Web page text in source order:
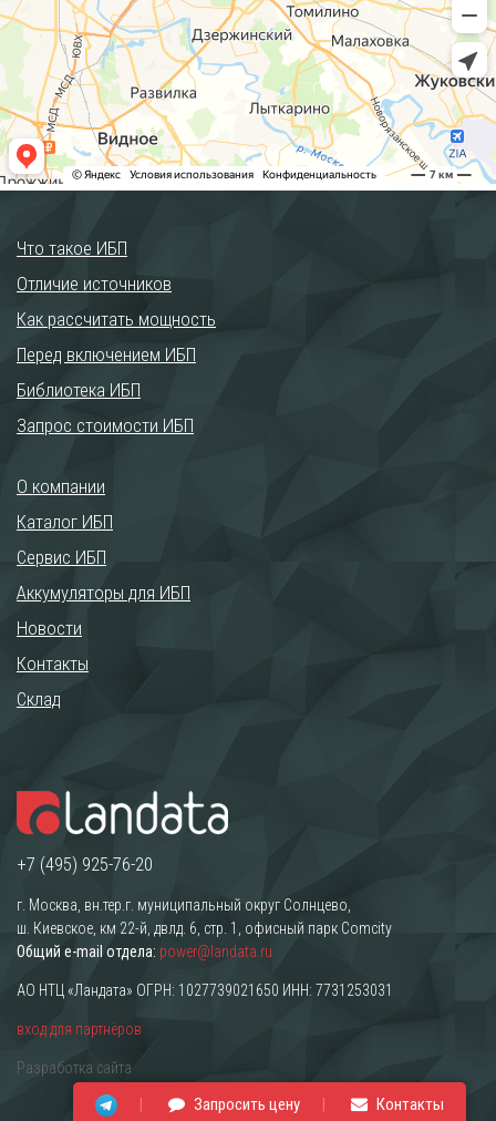
Что такое ИБП
Отличие источников
Как рассчитать мощность
Перед включением ИБП
Библиотека ИБП
Запрос стоимости ИБП
О компании
Каталог ИБП
Сервис ИБП
Аккумуляторы для ИБП
Новости
Контакты
Склад
+7 (495) 925-76-20
г. Москва, вн.тер.г. муниципальный округ Солнцево,
ш. Киевское, км 22-й, двлд. 6, стр. 1, офисный парк Comcity
Общий e-mail отдела: power@landata.ru
АО НТЦ «Ландата» ОГРН: 1027739021650 ИНН: 7731253031
вход для партнёров
Разработка сайта
Запросить цену Контакты